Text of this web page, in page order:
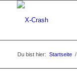
Du bist hier: Startseite /